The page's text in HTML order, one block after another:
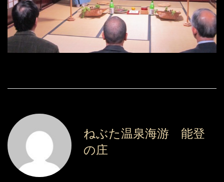
ねぶた温泉海游 能登
の庄